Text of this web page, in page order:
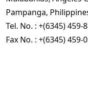
Pampanga,
Tel. No. : +(6345) 459-
Fax No. : +(6345) 459-